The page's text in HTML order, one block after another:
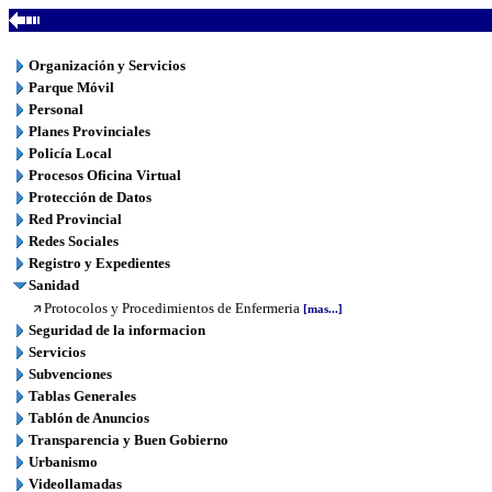
Organización y Servicios
Parque Móvil
Personal
Planes Provinciales
Policía Local
Procesos Oficina Virtual
Protección de Datos
Red Provincial
Redes Sociales
Registro y Expedientes
Sanidad
Protocolos y Procedimientos de Enfermeria [mas...]
Seguridad de la informacion
Servicios
Subvenciones
Tablas Generales
Tablón de Anuncios
Transparencia y Buen Gobierno
Urbanismo
Videollamadas